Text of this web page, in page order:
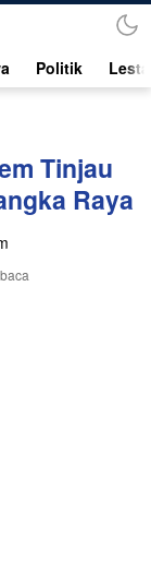
Politik
Tinjau
Raya